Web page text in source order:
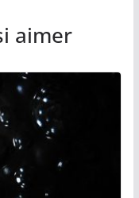
aimer